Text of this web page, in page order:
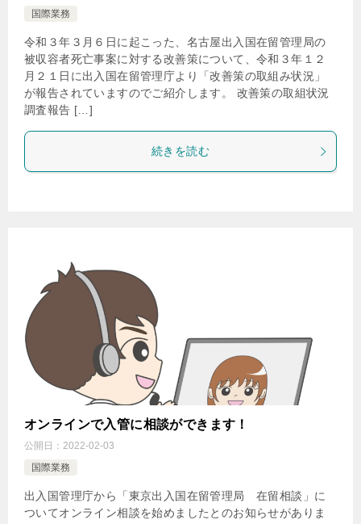
国際業務
令和３年３月６日に起こった、名古屋出入国在留管理局の
被収容者死亡事案に対する改善策について、令和３年１２
月２１日に出入国在留管理庁より「改善策の取組み状況」
が報告されていますのでご紹介します。 改善策の取組状況
調査報告 […]
続きを読む
オンラインで入管に相談ができます！
公開日： 2022-02-03
国際業務
出入国管理庁から「東京出入国在留管理局 在留相談」に
ついてオンライン相談を始めましたとのお知らせがありま